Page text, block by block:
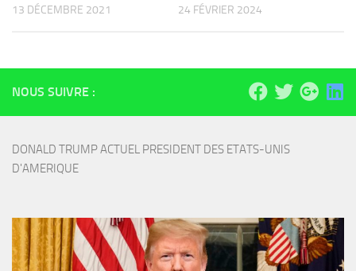
13 DÉCEMBRE 2021 24 FÉVRIER 2024
NOUS SUIVRE :
DONALD TRUMP ACTUEL PRESIDENT DES ETATS-UNIS
D'AMERIQUE